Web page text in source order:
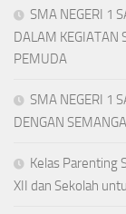
SMA NEGERI 1
DALAM KEGIATAN
PEMUDA
SMA NEGERI 1
DENGAN
Kelas Parenting
XII dan Sekolah